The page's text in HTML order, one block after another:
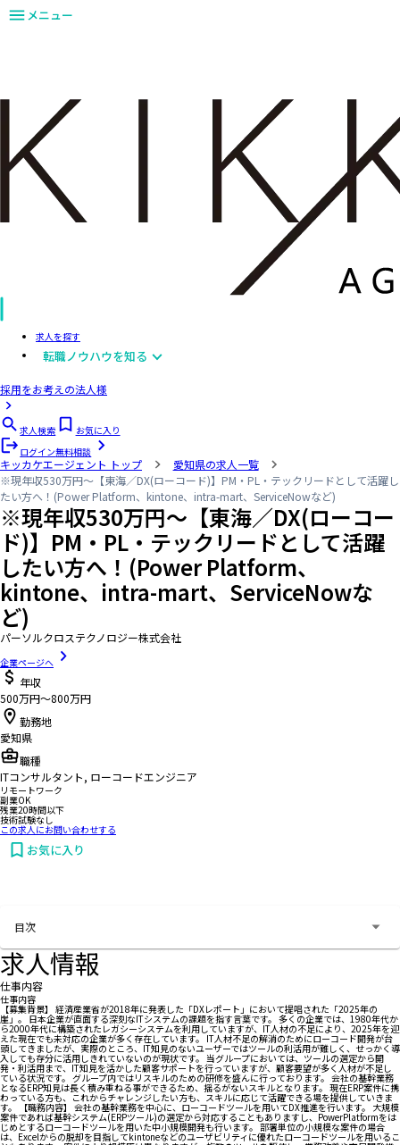
メニュー
求人を探す
転職ノウハウを知る
採用をお考えの法人様
求人検索
お気に入り
ログイン無料相談
キッカケエージェント トップ
愛知県の求人一覧
※現年収530万円～【東海／DX(ローコード)】PM・PL・テックリードとして活躍し
たい方へ！(Power Platform、kintone、intra-mart、ServiceNowなど)
※現年収530万円～【東海／DX(ローコー
ド)】PM・PL・テックリードとして活躍
したい方へ！(Power Platform、
kintone、intra-mart、ServiceNowな
ど)
パーソルクロステクノロジー株式会社
企業ページへ
年収
500万円〜800万円
勤務地
愛知県
職種
ITコンサルタント, ローコードエンジニア
リモートワーク
副業OK
残業20時間以下
技術試験なし
この求人にお問い合わせする
お気に入り
目次
求人情報
仕事内容
仕事内容
【募集背景】 経済産業省が2018年に発表した「DXレポート」において提唱された「2025年の
崖」。 日本企業が直面する深刻なITシステムの課題を指す言葉です。 多くの企業では、1980年代か
ら2000年代に構築されたレガシーシステムを利用していますが、IT人材の不足により、2025年を迎
えた現在でも未対応の企業が多く存在しています。 IT人材不足の解消のためにローコード開発が台
頭してきましたが、実際のところ、IT知見のないユーザーではツールの利活用が難しく、せっかく導
入しても存分に活用しきれていないのが現状です。 当グループにおいては、ツールの選定から開
発・利活用まで、IT知見を活かした顧客サポートを行っていますが、顧客要望が多く人材が不足し
ている状況です。 グループ内ではリスキルのための研修を盛んに行っております。 会社の基幹業務
となるERP知見は長く積み重ねる事ができるため、揺るがないスキルとなります。 現在ERP案件に携
わっている方も、これからチャレンジしたい方も、スキルに応じて活躍できる場を提供していきま
す。 【職務内容】 会社の基幹業務を中心に、ローコードツールを用いてDX推進を行います。 大規模
案件であれば基幹システム(ERPツール)の選定から対応することもありますし、PowerPlatformをは
じめとするローコードツールを用いた中小規模開発も行います。 部署単位の小規模な案件の場合
は、Excelからの脱却を目指してkintoneなどのユーザビリティに優れたローコードツールを用いるこ